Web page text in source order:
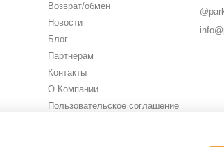
Возврат/обмен
Новости
Блог
Партнерам
Контакты
О Компании
Пользовательское соглашение